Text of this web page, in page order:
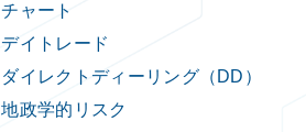
チャート
デイトレード
ダイレクトディーリング（DD）
地政学的リスク